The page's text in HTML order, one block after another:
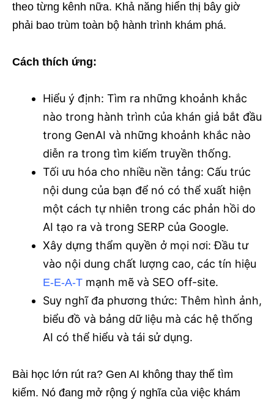
theo từng kênh nữa. Khả năng hiển thị bây giờ
phải bao trùm toàn bộ hành trình khám phá.
Cách thích ứng:
Hiểu ý định: Tìm ra những khoảnh khắc
nào trong hành trình của khán giả bắt đầu
trong GenAI và những khoảnh khắc nào
diễn ra trong tìm kiếm truyền thống.
Tối ưu hóa cho nhiều nền tảng: Cấu trúc
nội dung của bạn để nó có thể xuất hiện
một cách tự nhiên trong các phản hồi do
AI tạo ra và trong SERP của Google.
Xây dựng thẩm quyền ở mọi nơi: Đầu tư
vào nội dung chất lượng cao, các tín hiệu
E-E-A-T mạnh mẽ và SEO off-site.
Suy nghĩ đa phương thức: Thêm hình ảnh,
biểu đồ và bảng dữ liệu mà các hệ thống
AI có thể hiểu và tái sử dụng.
Bài học lớn rút ra? Gen AI không thay thế tìm
kiếm. Nó đang mở rộng ý nghĩa của việc khám